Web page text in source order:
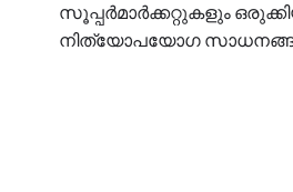
സൂപ്പർമാർക്കറ്റുകളും
നിത്യോപയോഗ